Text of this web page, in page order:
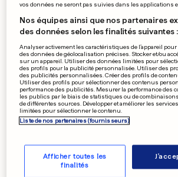
Un incendie a
Chaussées
4 155 152
PUBLICITÉ
vos données ne seront pas suivies dans les applications
Nos équipes ainsi que nos partenaires
des données selon les finalités suivantes :
Analyser activement les caractéristiques de l’appareil
des données de géolocalisation précises. Stocker et/ou
sur un appareil. Utiliser des données limitées pour
des profils pour la publicité personnalisée. Utiliser des
des publicités personnalisées. Créer des profils de
Utiliser des profils pour sélectionner des contenus
performance des publicités. Mesurer la performance des
les publics par le biais de statistiques ou de
de différentes sources. Développer et améliorer les
limitées pour sélectionner le contenu.
Liste de nos partenaires (fournisseurs)
Afficher toutes les
finalités